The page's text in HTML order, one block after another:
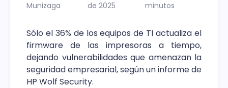
Munizaga
de 2025
minutos
Sólo el 36% de los equipos de TI actualiza el
firmware de las impresoras a tiempo,
dejando vulnerabilidades que amenazan la
seguridad empresarial, según un informe de
HP Wolf Security.